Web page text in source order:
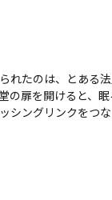
たのは、とある
扉を開けると、
シングリンクをつ